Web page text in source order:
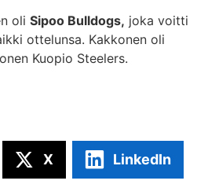
oli Sipoo Bulldogs, joka voitti
ottelunsa. Kakkonen oli
Kuopio Steelers.
X LinkedIn